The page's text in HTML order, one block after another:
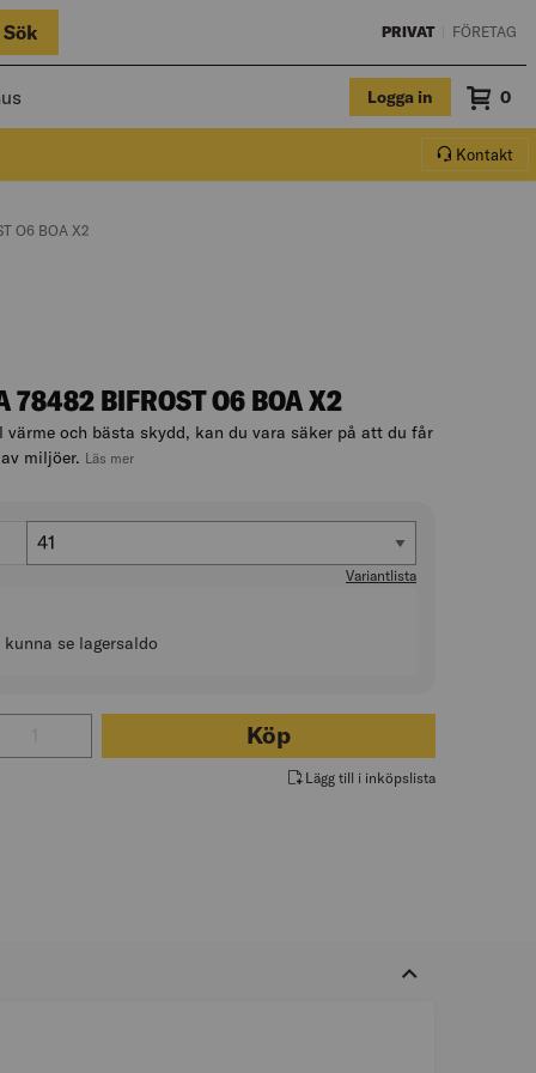
Sök PRIVAT FÖRETAG
Logga in 0
Kontakt
O6 BOA X2
78482 BIFROST O6 BOA X2
och bästa skydd, kan du vara säker på att du får
miljöer. Läs mer
Skostorlek
41
Variantlista
se lagersaldo
för YRKESVINTERKÄNGA 78482 BIFROST O6 BOA X2
Köp
Lägg till i inköpslista